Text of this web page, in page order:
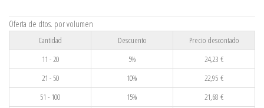
Oferta de dtos. por volumen
Cantidad Descuento
Precio descontado
11 - 20
5% 24,23 €
21 - 50
10% 22,95 €
51 - 100
15% 21,68 €